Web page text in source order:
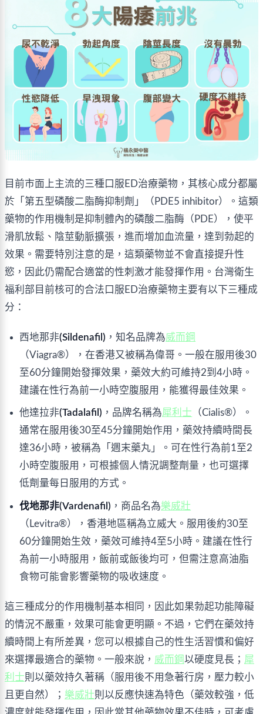
目前市面上主流的三種口服ED治療藥物，其核心成分都屬
於「第五型磷酸二脂酶抑制劑」（PDE5 inhibitor）。這類
藥物的作用機制是抑制體內的磷酸二脂酶（PDE），使平
滑肌放鬆、陰莖動脈擴張，進而增加血流量，達到勃起的
效果。需要特別注意的是，這類藥物並不會直接提升性
慾，因此仍需配合適當的性刺激才能發揮作用。台灣衛生
福利部目前核可的合法口服ED治療藥物主要有以下三種成
分：
西地那非(Sildenafil) ，知名品牌為威而鋼
（Viagra®），在香港又被稱為偉哥。一般在服用後30
至60分鐘開始發揮效果，藥效大約可維持2到4小時。
建議在性行為前一小時空腹服用，能獲得最佳效果。
他達拉非(Tadalafil) ，品牌名稱為犀利士 （Cialis®）。
通常在服用後30至45分鐘開始作用，藥效持續時間長
達36小時，被稱為「週末藥丸」。可在性行為前1至2
小時空腹服用，可根據個人情況調整劑量，也可選擇
低劑量每日服用的方式。
伐地那非(Vardenafil) ，商品名為樂威壯
（Levitra®），香港地區稱為立威大。服用後約30至
60分鐘開始生效，藥效可維持4至5小時。建議在性行
為前一小時服用，飯前或飯後均可，但需注意高油脂
食物可能會影響藥物的吸收速度。
這三種成分的作用機制基本相同，因此如果勃起功能障礙
的情況不嚴重，效果可能會更明顯。不過，它們在藥效持
續時間上有所差異，您可以根據自己的性生活習慣和偏好
來選擇最適合的藥物。一般來說， 威而鋼以硬度見長； 犀
利士則以藥效持久著稱（服用後不用急著行房，壓力較小
且更自然）； 樂威壯則以反應快速為特色（藥效較強，低